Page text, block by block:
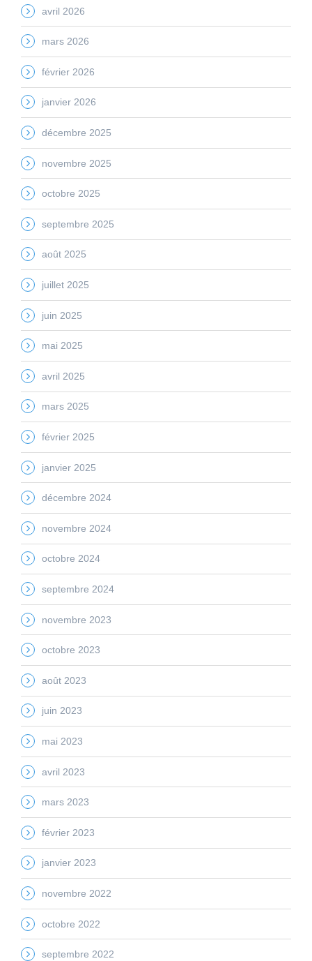
avril 2026
mars 2026
février 2026
janvier 2026
décembre 2025
novembre 2025
octobre 2025
septembre 2025
août 2025
juillet 2025
juin 2025
mai 2025
avril 2025
mars 2025
février 2025
janvier 2025
décembre 2024
novembre 2024
octobre 2024
septembre 2024
novembre 2023
octobre 2023
août 2023
juin 2023
mai 2023
avril 2023
mars 2023
février 2023
janvier 2023
novembre 2022
octobre 2022
septembre 2022